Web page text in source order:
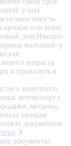
у них
независимость.
щенков или котят
дом.Именно
малышей: у
возраста
и привозить в
животного
ветпаспорт с
метрика,
щенкам
документов
. У
документы: